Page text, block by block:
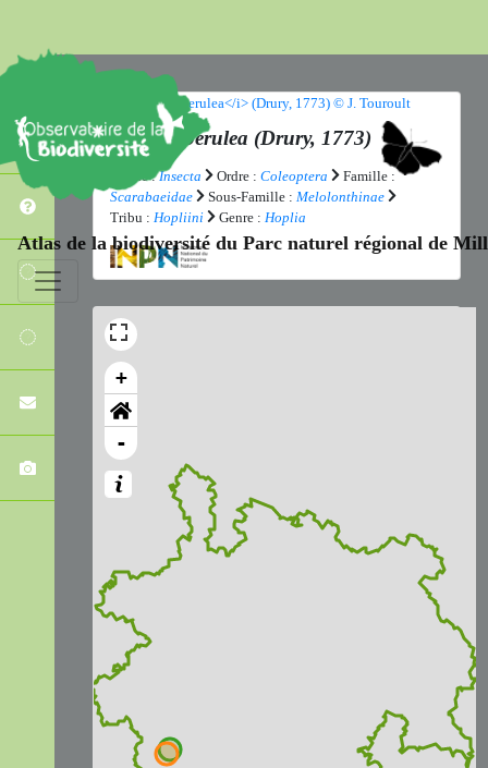
Atlas de la biodiversité du Parc naturel régional de
Hoplia coerulea (Drury, 1773)
Classe :Insecta Ordre : Coleoptera
Famille :
Scarabaeidae
Sous-Famille : Melolonthinae
Tribu : Hopliini Genre : Hoplia
+
-